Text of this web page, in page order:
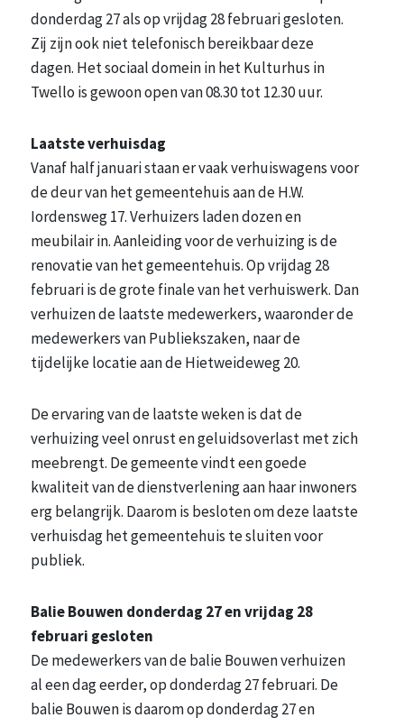
donderdag 27 als op vrijdag 28 februari gesloten.
Zij zijn ook niet telefonisch bereikbaar deze
dagen. Het sociaal domein in het Kulturhus in
Twello is gewoon open van 08.30 tot 12.30 uur.
Laatste verhuisdag
Vanaf half januari staan er vaak verhuiswagens voor
de deur van het gemeentehuis aan de H.W.
Iordensweg 17. Verhuizers laden dozen en
meubilair in. Aanleiding voor de verhuizing is de
renovatie van het gemeentehuis. Op vrijdag 28
februari is de grote finale van het verhuiswerk. Dan
verhuizen de laatste medewerkers, waaronder de
medewerkers van Publiekszaken, naar de
tijdelijke locatie aan de Hietweideweg 20.
De ervaring van de laatste weken is dat de
verhuizing veel onrust en geluidsoverlast met zich
meebrengt. De gemeente vindt een goede
kwaliteit van de dienstverlening aan haar inwoners
erg belangrijk. Daarom is besloten om deze laatste
verhuisdag het gemeentehuis te sluiten voor
publiek.
Balie Bouwen donderdag 27 en vrijdag 28
februari gesloten
De medewerkers van de balie Bouwen verhuizen
al een dag eerder, op donderdag 27 februari. De
balie Bouwen is daarom op donderdag 27 en